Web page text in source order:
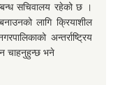
सचिवालय रहेको छ ।
लागि क्रियाशील
अन्तर्राष्ट्रिय
चाहनुहुन्छ भने